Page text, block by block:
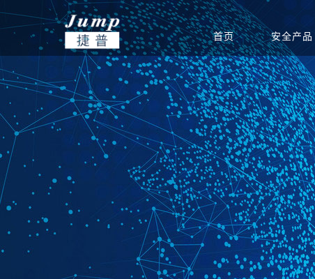
首页 安全产品
基础安全
运营安全
安全态势分析与协同
指挥平台
安全态势分析与管理
平台
信息安全
统
边界安全
防火墙 SD-WAN 双向/单
安全检测
入侵检测系统 高级威胁监测系统 病毒威胁
应用安全
上网行为审计系统 应用交付系统 WEB应
终端威胁防御（防病
毒）系统
网络安全准入系统 主机监控
信创集成服务 网站安全监测 重保安全保障
驻场运维服务 定期巡检服务 等级保护服务
政府 教育 电力能源
安全公告
安全通报
威胁预警
安全团队
渠道政策 渠道体系
捷普安全学院 产品生命周期公告 软件升
公司介绍
创新团队
创新实力
新闻中心
公司新闻
签约新闻
联系我们
集团总部
分支机构